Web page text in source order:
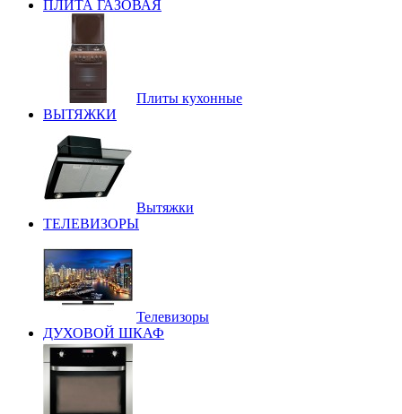
ПЛИТА ГАЗОВАЯ
Плиты кухонные
ВЫТЯЖКИ
Вытяжки
ТЕЛЕВИЗОРЫ
Телевизоры
ДУХОВОЙ ШКАФ